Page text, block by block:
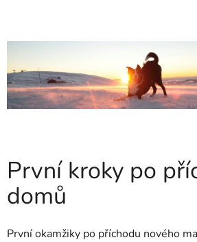
První kroky po
domů
První okamžiky po příchodu nového